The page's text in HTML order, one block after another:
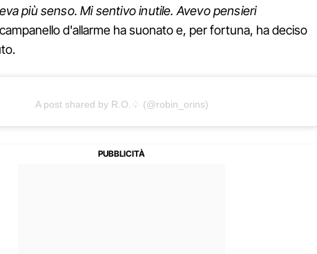
più senso. Mi sentivo inutile. Avevo pensieri
d'allarme ha suonato e, per fortuna, ha deciso
A post shared by R.O.♤ (@robin_orins)